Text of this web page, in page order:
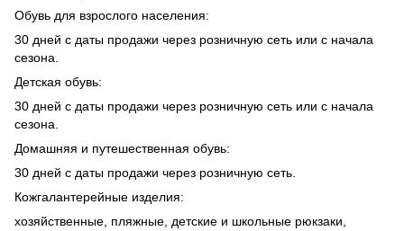
Обувь для взрослого населения:
30 дней с даты продажи через розничную сеть или с начала
сезона.
Детская обувь:
30 дней с даты продажи через розничную сеть или с начала
сезона.
Домашняя и путешественная обувь:
30 дней с даты продажи через розничную сеть.
Кожгалантерейные изделия:
хозяйственные, пляжные, детские и школьные рюкзаки,